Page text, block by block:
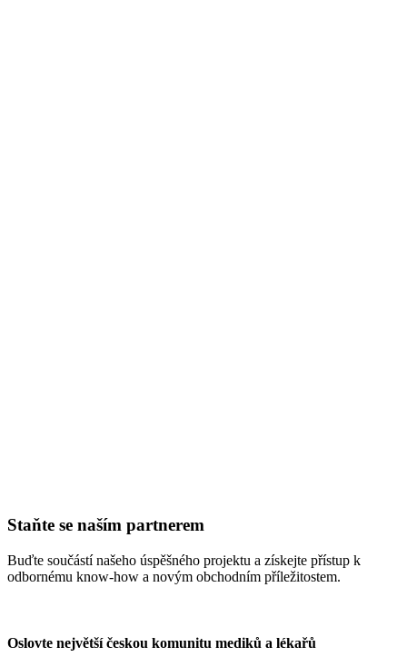
Staňte se naším partnerem
Buďte součástí našeho úspěšného projektu a získejte přístup k
odbornému know-how a novým obchodním příležitostem.
Oslovte největší českou komunitu mediků a lékařů